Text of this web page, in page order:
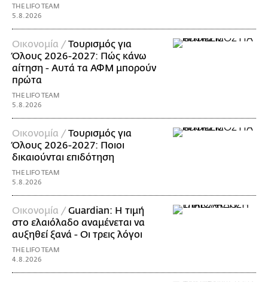
THE LIFO TEAM
5.8.2026
Οικονομία / Τουρισμός για
Όλους 2026-2027: Πώς κάνω
αίτηση - Αυτά τα ΑΦΜ μπορούν
πρώτα
THE LIFO TEAM
5.8.2026
Οικονομία / Τουρισμός για
Όλους 2026-2027: Ποιοι
δικαιούνται επιδότηση
THE LIFO TEAM
5.8.2026
Οικονομία / Guardian: Η τιμή
στο ελαιόλαδο αναμένεται να
αυξηθεί ξανά - Οι τρεις λόγοι
THE LIFO TEAM
4.8.2026